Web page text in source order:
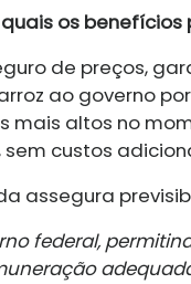
os
de preços,
ao governo
mais altos no
custos
assegura
federal,